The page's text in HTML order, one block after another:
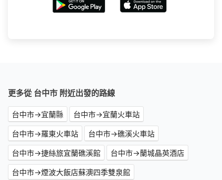
更多從 台中市 附近出發的路線
台中市→宜蘭縣
台中市→宜蘭火車站
台中市→羅東火車站
台中市→礁溪火車站
台中市→捷絲旅宜蘭礁溪館
台中市→蘭城晶英酒店
台中市→煙波大飯店蘇澳四季雙泉館